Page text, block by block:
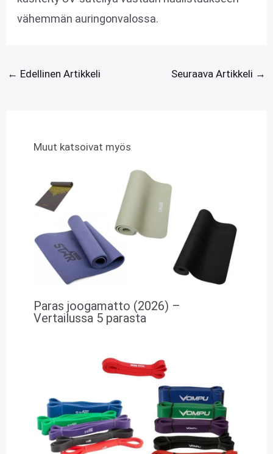
vähemmän auringonvalossa.
← Edellinen Artikkeli Seuraava Artikkeli →
Muut katsoivat myös
Paras joogamatto (2026) –
Vertailussa 5 parasta